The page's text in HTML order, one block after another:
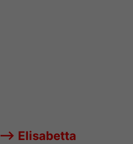
—-> Elisabetta